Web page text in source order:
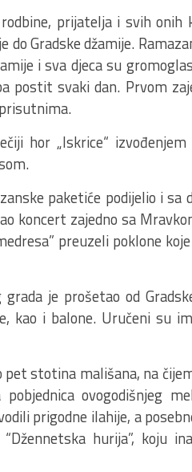
prijatelja i svih onih
Gradske džamije.
i sva djeca su
postit svaki dan. Prvom
hor „Iskrice“
paketiće podijelio i sa
koncert zajedno sa
preuzeli poklone
je prošetao od
kao i balone. Uručeni su
stotina mališana, na
ovogodišnjeg
prigodne ilahije, a
hurija”, koju